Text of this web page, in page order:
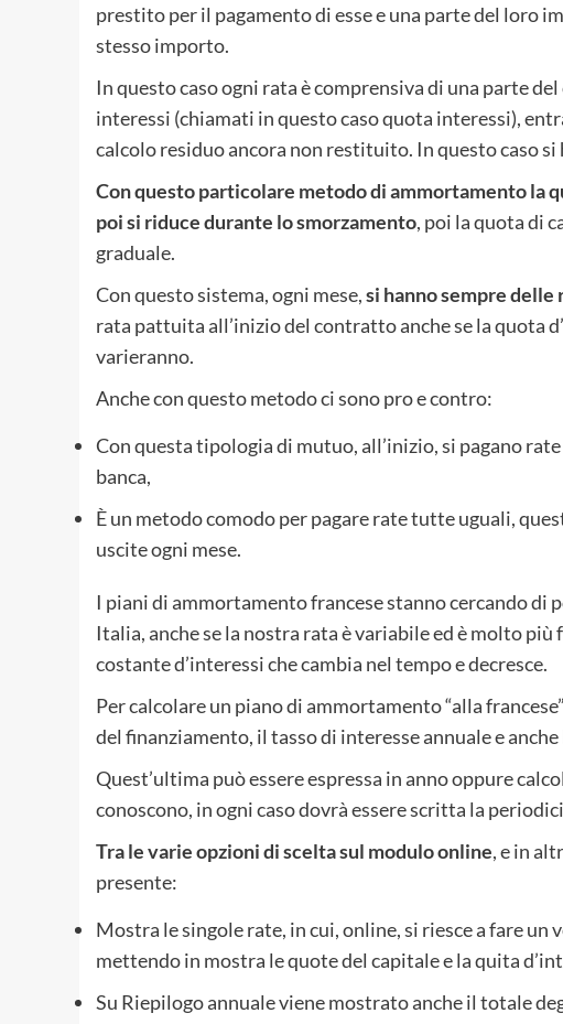
prestito per il pagamento di esse e una parte del loro
stesso importo.
In questo caso ogni rata è comprensiva di una parte
interessi (chiamati in questo caso quota interessi),
calcolo residuo ancora non restituito. In questo caso si
Con questo particolare metodo di ammortamento la
poi si riduce durante lo smorzamento, poi la quota di
graduale.
Con questo sistema, ogni mese,si hanno sempre
rata pattuita all’inizio del contratto anche se la quota
varieranno.
Anche con questo metodo ci sono pro e contro:
Con questa tipologia di mutuo, all’inizio, si pagano
banca,
È un metodo comodo per pagare rate tutte uguali,
uscite ogni mese.
I piani di ammortamento francese stanno cercando
Italia, anche se la nostra rata è variabile ed è molto
costante d’interessi che cambia nel tempo e decresce.
Per calcolare un piano di ammortamento “alla
del finanziamento, il tasso di interesse annuale e
Quest’ultima può essere espressa in anno oppure
conoscono, in ogni caso dovrà essere scritta la
Tra le varie opzioni di scelta sul modulo online, e in
presente:
Mostra le singole rate, in cui, online, si riesce a fare
mettendo in mostra le quote del capitale e la quita
Su Riepilogo annuale viene mostrato anche il totale